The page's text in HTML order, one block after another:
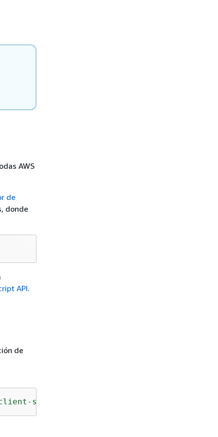
AWS
de
donde
API.
de
s3"